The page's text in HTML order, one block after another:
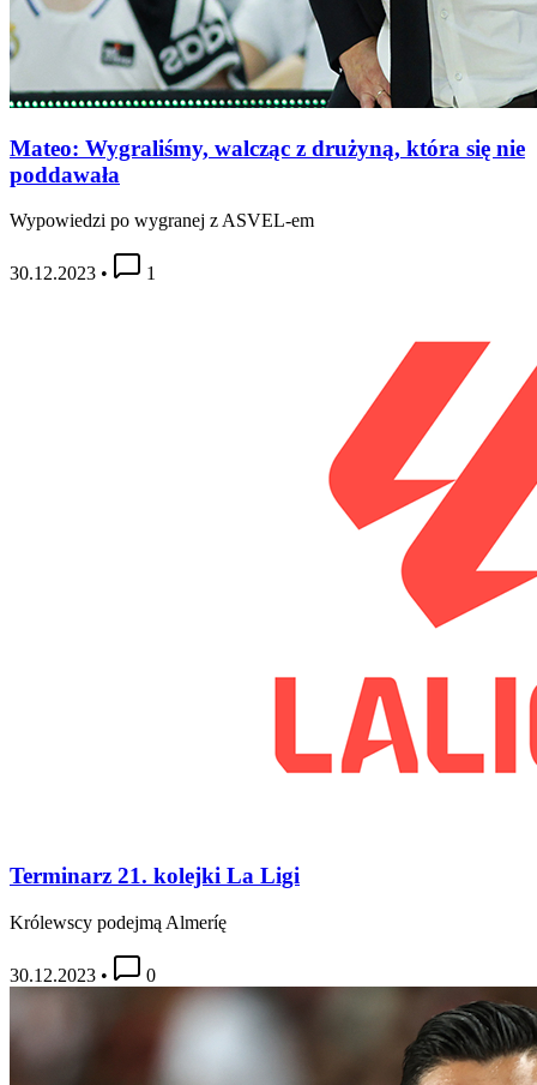
Mateo: Wygraliśmy, walcząc z drużyną, która się nie
poddawała
Wypowiedzi po wygranej z ASVEL-em
30.12.2023 • 1
Terminarz 21. kolejki La Ligi
Królewscy podejmą Almeríę
30.12.2023 • 0